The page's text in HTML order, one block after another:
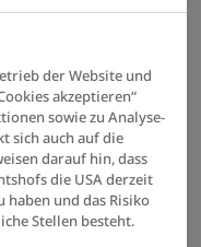
der Website und
akzeptieren“
sowie zu Analyse-
sich auch auf die
darauf hin, dass
die USA derzeit
haben und das Risiko
Stellen besteht.